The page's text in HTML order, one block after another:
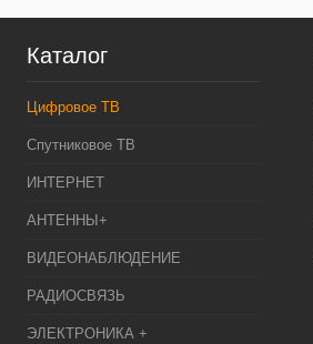
Каталог
Цифровое ТВ
Спутниковое ТВ
ИНТЕРНЕТ
АНТЕННЫ+
ВИДЕОНАБЛЮДЕНИЕ
РАДИОСВЯЗЬ
ЭЛЕКТРОНИКА +